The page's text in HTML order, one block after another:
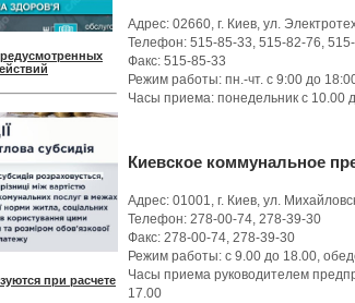
при расчете
Адрес: 02660, г. Киев, ул.
Телефон: 515-85-33, 515-82-76,
Факс: 515-85-33
Режим работы: пн.-чт. с 9:00 до
Часы приема: понедельник с 10.00
Киевское коммунальное
Адрес: 01001, г. Киев, ул.
Телефон: 278-00-74, 278-39-30
Факс: 278-00-74, 278-39-30
Режим работы: с 9.00 до 18.00,
Часы приема руководителем
17.00